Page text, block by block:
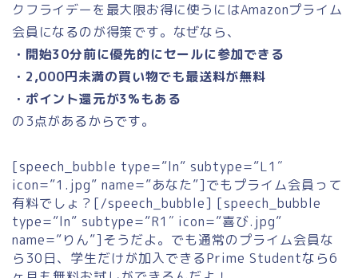
クフライデーを最大限お得に使うにはAmazonプライム
会員になるのが得策です。なぜなら、
・開始30分前に優先的にセールに参加できる
・2,000円未満の買い物でも最送料が無料
・ポイント還元が3%もある
の3点があるからです。
[speech_bubble type=”ln” subtype=”L1″
icon=”1.jpg” name=”あなた”]でもプライム会員って
有料でしょ？[/speech_bubble] [speech_bubble
type=”ln” subtype=”R1″ icon=”喜び.jpg”
name=”りん”]そうだよ。でも通常のプライム会員な
ら30日、学生だけが加入できるPrime Studentなら6